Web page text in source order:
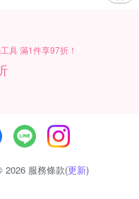
具 滿1件享97折！
2026 服務條款(更新)